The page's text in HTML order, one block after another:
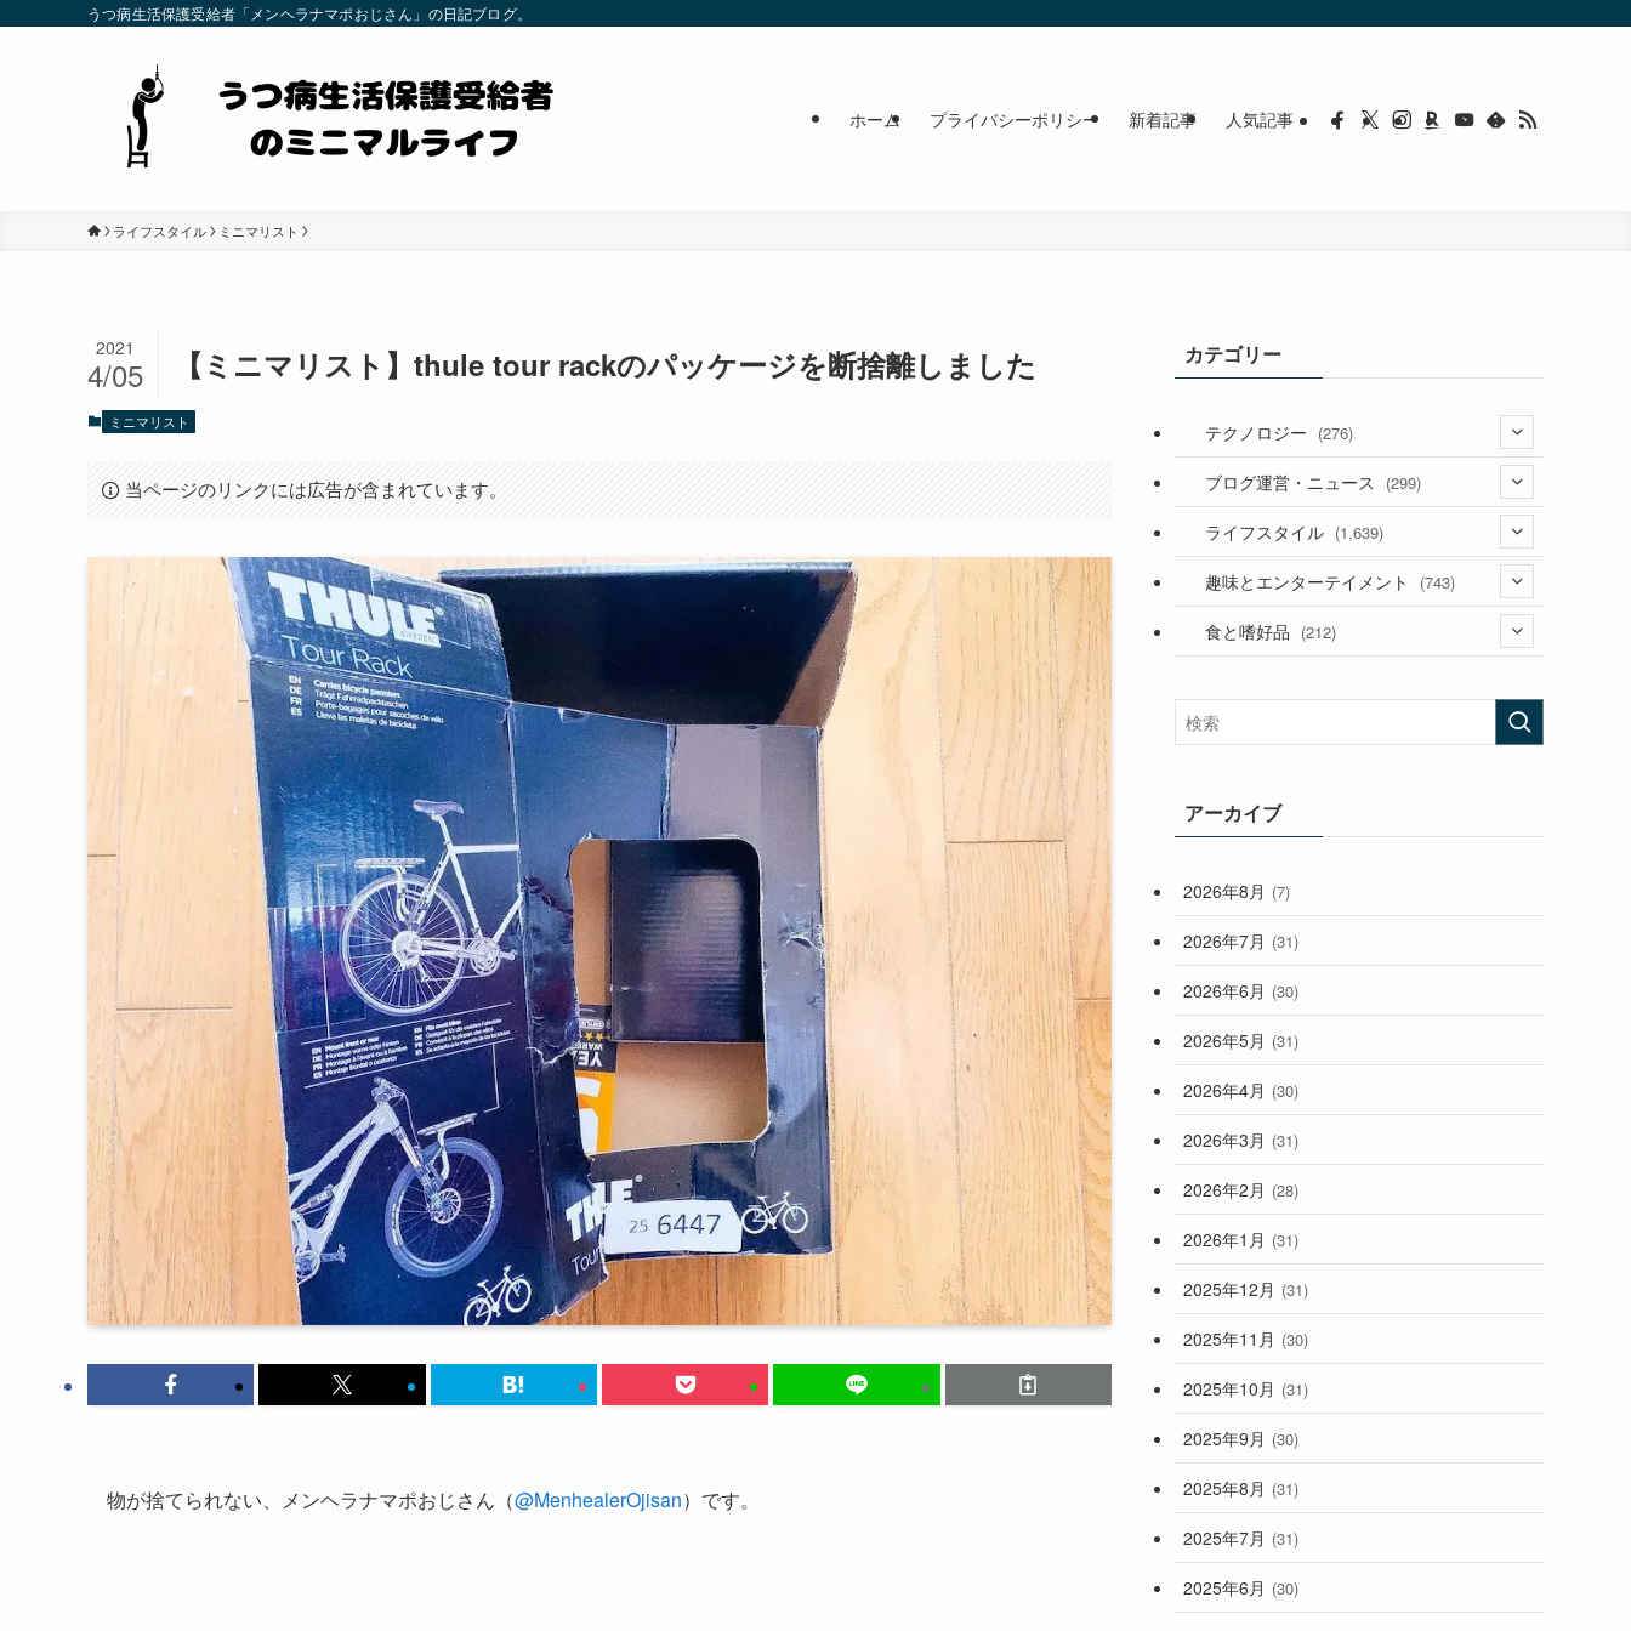
うつ病生活保護受給者「メンヘラナマポおじさん」の日記ブログ。
ホーム プライバシーポリシー 新着記事 人気記事
ライフスタイル ミニマリスト
【ミニマリスト】thule tour rackのパッケージを断捨離しました
2021
4/05
ミニマリスト
当ページのリンクには広告が含まれています。
物が捨てられない、メンヘラナマポおじさん（@MenhealerOjisan）です。
カテゴリー
テクノロジー (276)
(36)
(187)
(53)
ブログ運営・ニュース (299)
(118)
(181)
ライフスタイル (1,639)
(394)
(282)
(33)
(248)
趣味とエンターテイメント (743)
(56)
(473)
食と嗜好品 (212)
アーカイブ
2026年8月 (7)
2026年7月 (31)
2026年6月 (30)
2026年5月 (31)
2026年4月 (30)
2026年3月 (31)
2026年2月 (28)
2026年1月 (31)
2025年12月 (31)
2025年11月 (30)
2025年10月 (31)
2025年9月 (30)
2025年8月 (31)
2025年7月 (31)
2025年6月 (30)